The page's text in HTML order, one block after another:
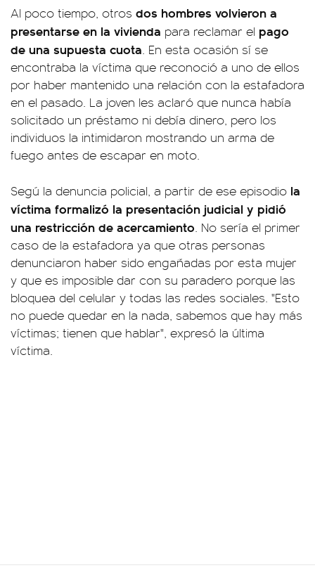
Al poco tiempo, otros dos hombres volvieron a
presentarse en la vivienda para reclamar el pago
de una supuesta cuota. En esta ocasión sí se
encontraba la víctima que reconoció a uno de ellos
por haber mantenido una relación con la estafadora
en el pasado. La joven les aclaró que nunca había
solicitado un préstamo ni debía dinero, pero los
individuos la intimidaron mostrando un arma de
fuego antes de escapar en moto.
Segú la denuncia policial, a partir de ese episodio la
víctima formalizó la presentación judicial y pidió
una restricción de acercamiento. No sería el primer
caso de la estafadora ya que otras personas
denunciaron haber sido engañadas por esta mujer
y que es imposible dar con su paradero porque las
bloquea del celular y todas las redes sociales. "Esto
no puede quedar en la nada, sabemos que hay más
víctimas; tienen que hablar", expresó la última
víctima.